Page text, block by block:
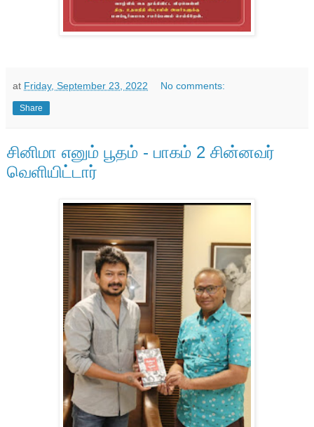
at Friday, September 23, 2022 No comments:
Share
சினிமா எனும் பூதம் - பாகம் 2 சின்னவர்
வெளியிட்டார்